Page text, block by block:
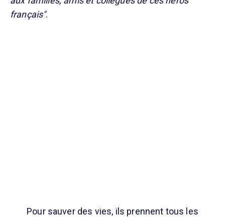
français".
Pour sauver des vies, ils prennent tous les